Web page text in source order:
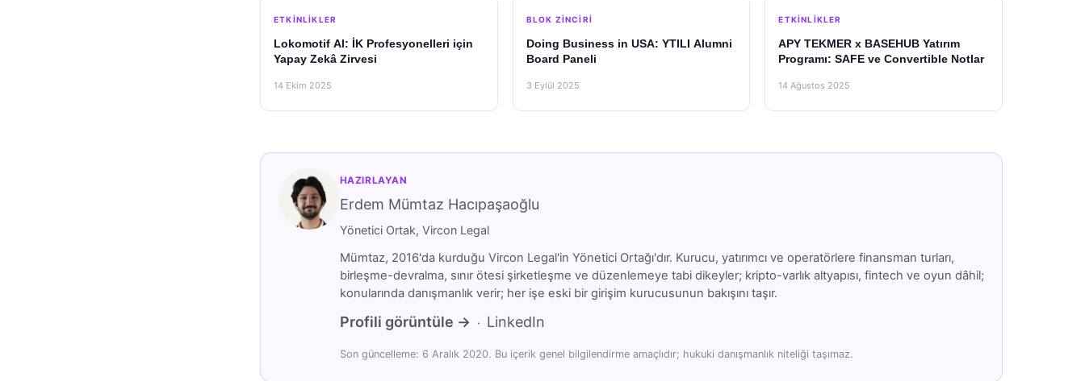
ETKINLIKLER
Lokomotif AI: İK Profesyonelleri için
Yapay Zekâ Zirvesi
14 Ekim 2025
BLOK ZINCIRI
Doing Business in USA: YTILI Alumni
Board Paneli
3 Eylül 2025
ETKINLIKLER
APY TEKMER x BASEHUB Yatırım
Programı: SAFE ve Convertible Notlar
14 Ağustos 2025
HAZIRLAYAN
Erdem Mümtaz Hacıpaşaoğlu
Yönetici Ortak, Vircon Legal
Mümtaz, 2016'da kurduğu Vircon Legal'in Yönetici Ortağı'dır. Kurucu, yatırımcı ve operatörlere finansman turları,
birleşme-devralma, sınır ötesi şirketleşme ve düzenlemeye tabi dikeyler; kripto-varlık altyapısı, fintech ve oyun dâhil;
konularında danışmanlık verir; her işe eski bir girişim kurucusunun bakışını taşır.
Profili görüntüle → · LinkedIn
Son güncelleme: 6 Aralık 2020. Bu içerik genel bilgilendirme amaçlıdır; hukuki danışmanlık niteliği taşımaz.